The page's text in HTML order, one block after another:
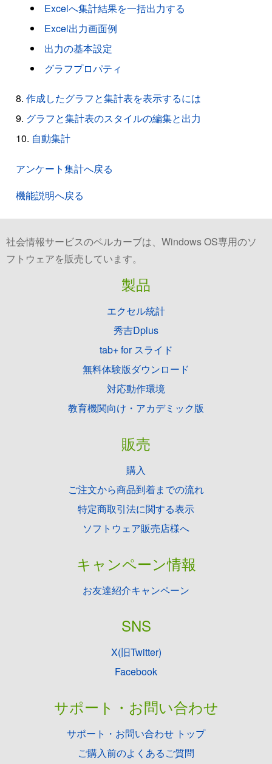
Excelへ集計結果を一括出力する
Excel出力画面例
出力の基本設定
グラフプロパティ
作成したグラフと集計表を表示するには
グラフと集計表のスタイルの編集と出力
自動集計
アンケート集計へ戻る
機能説明へ戻る
社会情報サービスのベルカーブは、Windows OS専用のソ
フトウェアを販売しています。
製品
エクセル統計
秀吉Dplus
tab+ for スライド
無料体験版ダウンロード
対応動作環境
教育機関向け・アカデミック版
販売
購入
ご注文から商品到着までの流れ
特定商取引法に関する表示
ソフトウェア販売店様へ
キャンペーン情報
お友達紹介キャンペーン
SNS
X(旧Twitter)
Facebook
サポート・お問い合わせ
サポート・お問い合わせ トップ
ご購入前のよくあるご質問